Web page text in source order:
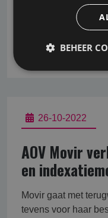
andere klanten
dienstverlening
Lees verder
26-10-2022
AOV Movir
en
Movir gaat met
tevens voor haar
BEHEER